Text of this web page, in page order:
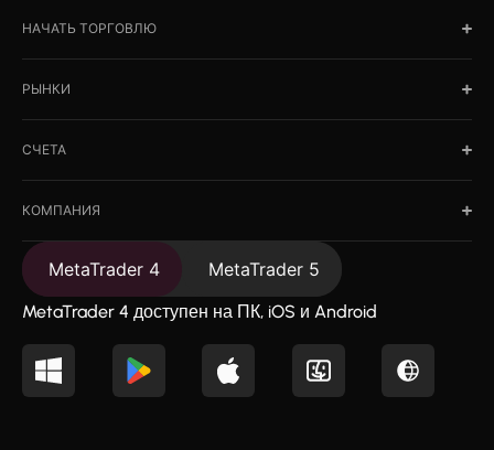
НАЧАТЬ ТОРГОВЛЮ
РЫНКИ
СЧЕТА
КОМПАНИЯ
MetaTrader 4 MetaTrader 5
MetaTrader 4 доступен на ПК, iOS и Android